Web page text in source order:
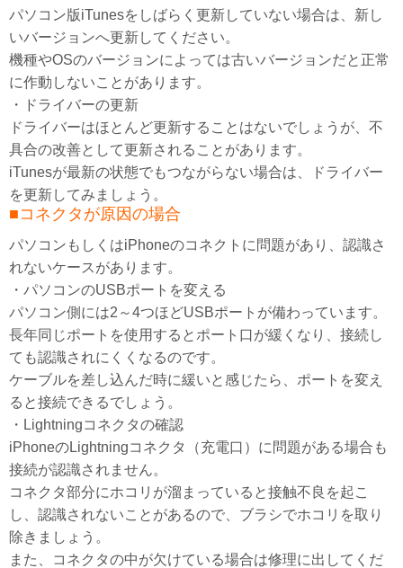
パソコン版iTunesをしばらく更新していない場合は、新し
いバージョンへ更新してください。
機種やOSのバージョンによっては古いバージョンだと正常
に作動しないことがあります。
・ドライバーの更新
ドライバーはほとんど更新することはないでしょうが、不
具合の改善として更新されることがあります。
iTunesが最新の状態でもつながらない場合は、ドライバー
を更新してみましょう。
■コネクタが原因の場合
パソコンもしくはiPhoneのコネクトに問題があり、認識さ
れないケースがあります。
・パソコンのUSBポートを変える
パソコン側には2～4つほどUSBポートが備わっています。
長年同じポートを使用するとポート口が緩くなり、接続し
ても認識されにくくなるのです。
ケーブルを差し込んだ時に緩いと感じたら、ポートを変え
ると接続できるでしょう。
・Lightningコネクタの確認
iPhoneのLightningコネクタ（充電口）に問題がある場合も
接続が認識されません。
コネクタ部分にホコリが溜まっていると接触不良を起こ
し、認識されないことがあるので、ブラシでホコリを取り
除きましょう。
また、コネクタの中が欠けている場合は修理に出してくだ